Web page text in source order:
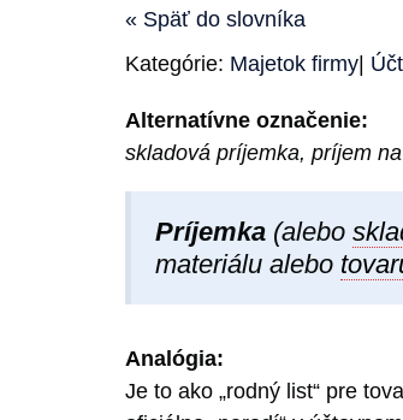
« Späť do slovníka
Kategórie: Majetok firmy
Alternatívne označenie:
skladová príjemka, príjem
Príjemka (alebo
materiálu alebo
Analógia:
Je to ako „rodný list“ pre